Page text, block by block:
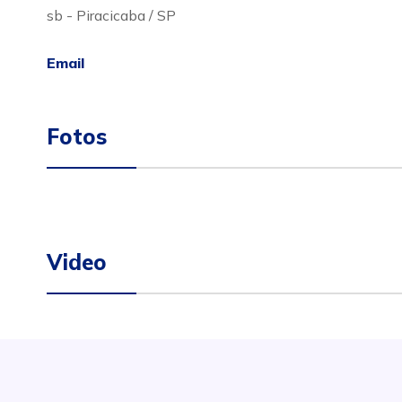
sb - Piracicaba / SP
Email
Fotos
Video